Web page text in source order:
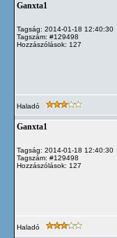
Ganxta1
Tagság: 2014-01-18 12:40:30
Tagszám: #129498
Hozzászólások: 127
Haladó
Ganxta1
Tagság: 2014-01-18 12:40:30
Tagszám: #129498
Hozzászólások: 127
Haladó